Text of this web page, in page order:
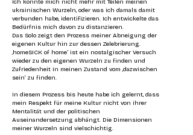
Ich konnte mich nicht mehr mit Teilen meinen
ukrainischen Wurzeln, oder was ich damals damit
verbunden habe, identifizieren. Ich entwickelte das
Bedürfnis mich davon zu distanzieren.
Das Solo zeigt den Prozess meiner Abneigung der
eigenen Kultur hin zur dessen Zelebrierung.
‚homeSICK of home’ ist ein nostalgischer Versuch
wieder zu den eigenen Wurzeln zu finden und
Zufriedenheit in meinen Zustand vom ‚dazwischen
sein‘ zu finden.
In diesem Prozess bis heute habe ich gelernt, dass
mein Respekt für meine Kultur nicht von ihrer
Mentalität und der politischen
Auseinandersetzung abhängt. Die Dimensionen
meiner Wurzeln sind vielschichtig.